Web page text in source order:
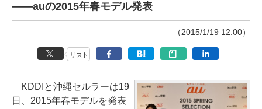
――auの2015年春モデル発表
（2015/1/19 12:00）
リスト
KDDIと沖縄セルラーは19
日、2015年春モデルを発表